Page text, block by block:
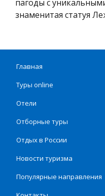
пагоды с
знаменитая статуя
Главная
Туры online
Отели
Отборные туры
Отдых в России
Новости туризма
Популярные направления